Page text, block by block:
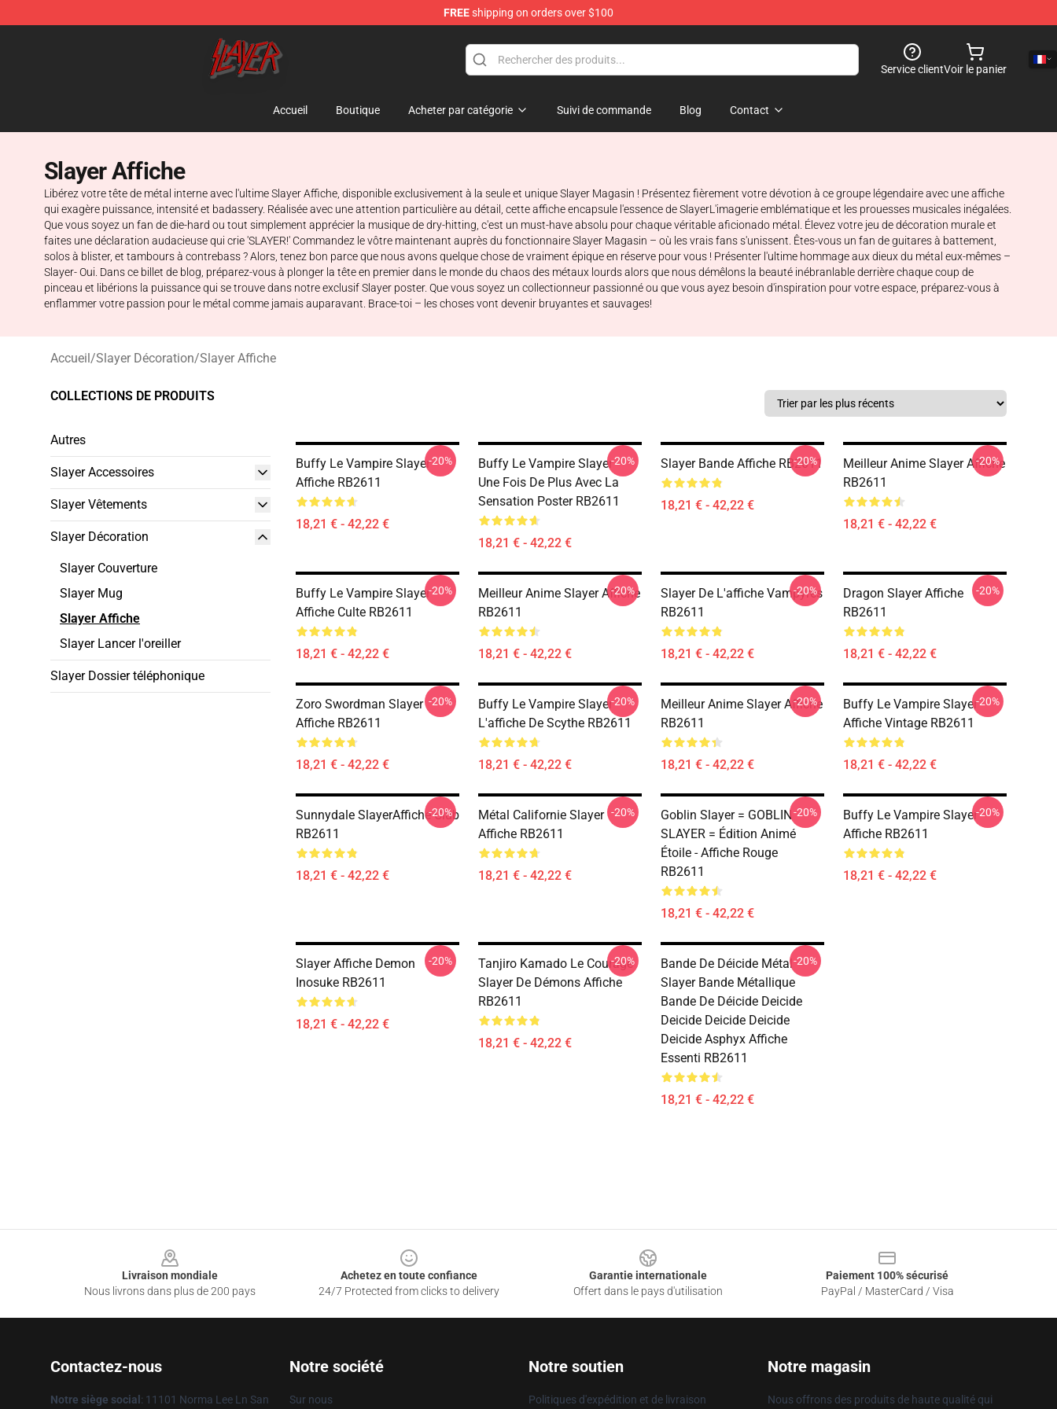
FREEshipping on orders over $100
Slayer Store - Official Slayer Merchandise Shop
Service clientVoir le panier
Accueil Boutique Acheter par catégorie Suivi de commande Blog Contact
Slayer Affiche
Libérez votre tête de métal interne avec l'ultime Slayer Affiche, disponible exclusivement à la seule et unique Slayer Magasin ! Présentez fièrement votre dévotion à ce groupe légendaire avec une affiche
qui exagère puissance, intensité et badassery. Réalisée avec une attention particulière au détail, cette affiche encapsule l'essence de SlayerL'imagerie emblématique et les prouesses musicales inégalées.
Que vous soyez un fan de die-hard ou tout simplement apprécier la musique de dry-hitting, c'est un must-have absolu pour chaque véritable aficionado métal. Élevez votre jeu de décoration murale et
faites une déclaration audacieuse qui crie 'SLAYER!' Commandez le vôtre maintenant auprès du fonctionnaire Slayer Magasin – où les vrais fans s'unissent. Êtes-vous un fan de guitares à battement,
solos à blister, et tambours à contrebass ? Alors, tenez bon parce que nous avons quelque chose de vraiment épique en réserve pour vous ! Présenter l'ultime hommage aux dieux du métal eux-mêmes –
Slayer- Oui. Dans ce billet de blog, préparez-vous à plonger la tête en premier dans le monde du chaos des métaux lourds alors que nous démêlons la beauté inébranlable derrière chaque coup de
pinceau et libérions la puissance qui se trouve dans notre exclusif Slayer poster. Que vous soyez un collectionneur passionné ou que vous ayez besoin d'inspiration pour votre espace, préparez-vous à
enflammer votre passion pour le métal comme jamais auparavant. Brace-toi – les choses vont devenir bruyantes et sauvages!
Accueil/Slayer Décoration/Slayer Affiche
COLLECTIONS DE PRODUITS
Autres
Slayer Accessoires
Slayer Vêtements
Slayer Décoration
Slayer Couverture
Slayer Mug
Slayer Affiche
Slayer Lancer l'oreiller
Slayer Dossier téléphonique
Buffy Le Vampire Slayer
Affiche RB2611
18,21 € - 42,22 €
-20%
Buffy Le Vampire Slayer -
Une Fois De Plus Avec La
Sensation Poster RB2611
18,21 € - 42,22 €
-20% Slayer Bande Affiche RB2611
18,21 € - 42,22 €
-20%
Meilleur Anime Slayer Affiche
RB2611
18,21 € - 42,22 €
-20%
Buffy Le Vampire Slayer
Affiche Culte RB2611
18,21 € - 42,22 €
-20%
Meilleur Anime Slayer Affiche
RB2611
18,21 € - 42,22 €
-20%
Slayer De L'affiche Vampyres
RB2611
18,21 € - 42,22 €
-20%
Dragon Slayer Affiche
RB2611
18,21 € - 42,22 €
-20%
Zoro Swordman Slayer
Affiche RB2611
18,21 € - 42,22 €
-20%
Buffy Le Vampire Slayer -
L'affiche De Scythe RB2611
18,21 € - 42,22 €
-20%
Meilleur Anime Slayer Affiche
RB2611
18,21 € - 42,22 €
-20%
Buffy Le Vampire Slayer
Affiche Vintage RB2611
18,21 € - 42,22 €
-20%
Sunnydale SlayerAffiche Club
RB2611
18,21 € - 42,22 €
-20%
Métal Californie Slayer
Affiche RB2611
18,21 € - 42,22 €
-20%
Goblin Slayer = GOBLIN
SLAYER = Édition Animé
Étoile - Affiche Rouge
RB2611
18,21 € - 42,22 €
-20%
Buffy Le Vampire Slayer
Affiche RB2611
18,21 € - 42,22 €
-20%
Slayer Affiche Demon
Inosuke RB2611
18,21 € - 42,22 €
-20%
Tanjiro Kamado Le Courage
Slayer De Démons Affiche
RB2611
18,21 € - 42,22 €
-20%
Bande De Déicide Métal
Slayer Bande Métallique
Bande De Déicide Deicide
Deicide Deicide Deicide
Deicide Asphyx Affiche
Essenti RB2611
18,21 € - 42,22 €
-20%
Livraison mondiale
Nous livrons dans plus de 200 pays
Achetez en toute confiance
24/7 Protected from clicks to delivery
Garantie internationale
Offert dans le pays d'utilisation
Paiement 100% sécurisé
PayPal / MasterCard / Visa
Contactez-nous
Notre siège social : 11101 Norma Lee Ln San
Notre société
Sur nous
Notre soutien
Politiques d'expédition et de livraison
Notre magasin
Nous offrons des produits de haute qualité qui